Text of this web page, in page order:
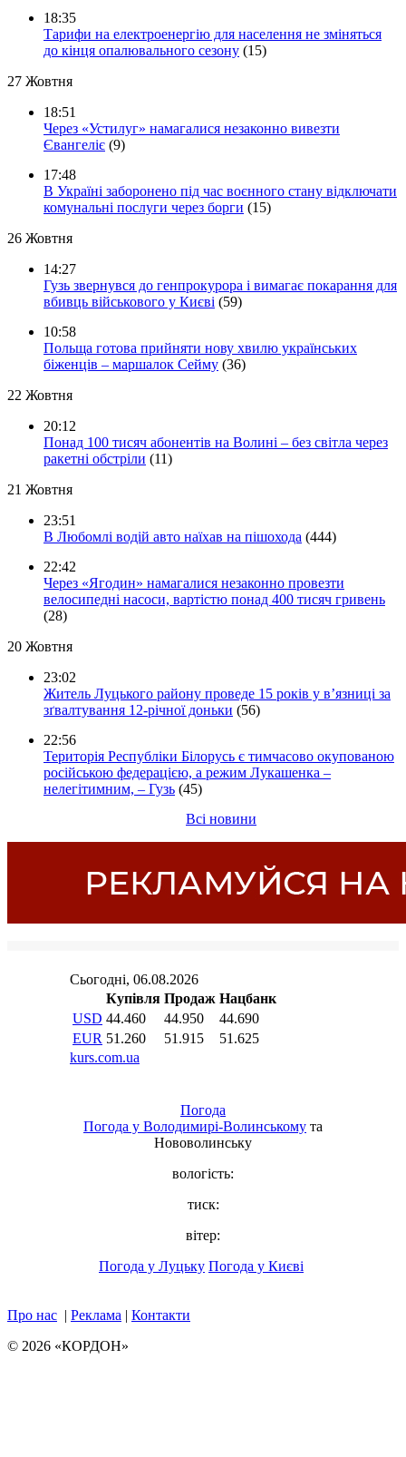
18:35
Тарифи на електроенергію для населення не зміняться
до кінця опалювального сезону (15)
27 Жовтня
18:51
Через «Устилуг» намагалися незаконно вивезти
Євангеліє (9)
17:48
В Україні заборонено під час воєнного стану відключати
комунальні послуги через борги (15)
26 Жовтня
14:27
Гузь звернувся до генпрокурора і вимагає покарання для
вбивць військового у Києві (59)
10:58
Польща готова прийняти нову хвилю українських
біженців – маршалок Сейму (36)
22 Жовтня
20:12
Понад 100 тисяч абонентів на Волині – без світла через
ракетні обстріли (11)
21 Жовтня
23:51
В Любомлі водій авто наїхав на пішохода (444)
22:42
Через «Ягодин» намагалися незаконно провезти
велосипедні насоси, вартістю понад 400 тисяч гривень
(28)
20 Жовтня
23:02
Житель Луцького району проведе 15 років у в’язниці за
зґвалтування 12-річної доньки (56)
22:56
Територія Республіки Білорусь є тимчасово окупованою
російською федерацією, а режим Лукашенка –
нелегітимним, – Гузь (45)
Всі новини
Погода
Погода у Володимирі-Волинському та
Нововолинську
вологість:
тиск:
вітер:
Погода у Луцьку Погода у Києві
Про нас | Реклама | Контакти
© 2026 «КОРДОН»